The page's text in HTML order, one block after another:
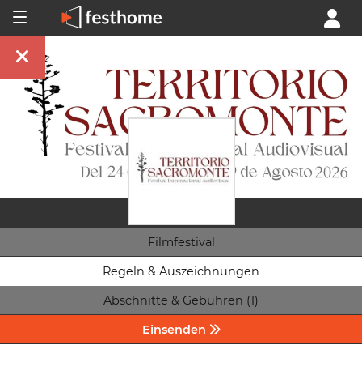
Filmfestival
Regeln & Auszeichnungen
Abschnitte & Gebühren (1)
Einsenden